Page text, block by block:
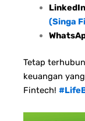
LinkedIn
(Singa
Tetap
keuangan
Fintech!